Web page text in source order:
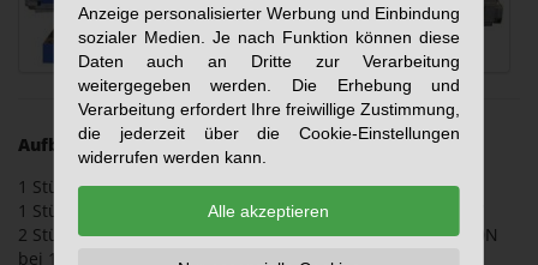
Aufbau:
1 Stück Spindeleinheit Typ BF6 (rechts), Leistung 18,5KW
1 Stück Spindeleinheit Typ BF5breit (links), Leistung 15KW
2 Stück Zentrischspannstock Pz 330 Hy, Spannkraft 25.000N
bei 150 bar, Zentriergenauigkeit +/- 0,05mm
Anzeige personalisierter Werbung und Einbindung
sozialer Medien. Je nach Funktion können diese
Daten auch an Dritte zur Verarbeitung
weitergegeben werden. Die Erhebung und
Verarbeitung erfordert Ihre freiwillige Zustimmung,
die jederzeit über die Cookie-Einstellungen
widerrufen werden kann.
Alle akzeptieren